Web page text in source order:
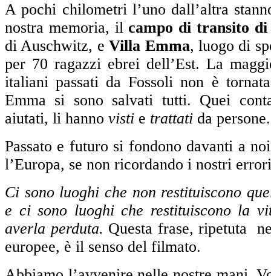
A pochi chilometri l’uno dall’altra
nostra memoria, il campo di transito di
di Auschwitz, eVilla Emma, luogo di
per 70 ragazzi ebrei dell’Est. La
italiani passati da Fossoli non è
Emma si sono salvati tutti. Quei
aiutati, li hanno visti e trattati da persone.
Passato e futuro si fondono davanti a
l’Europa, se non ricordando i nostri
Ci sono luoghi che non restituiscono
e ci sono luoghi che restituiscono la
averla perduta. Questa frase, ripetuta
europee, è il senso del filmato.